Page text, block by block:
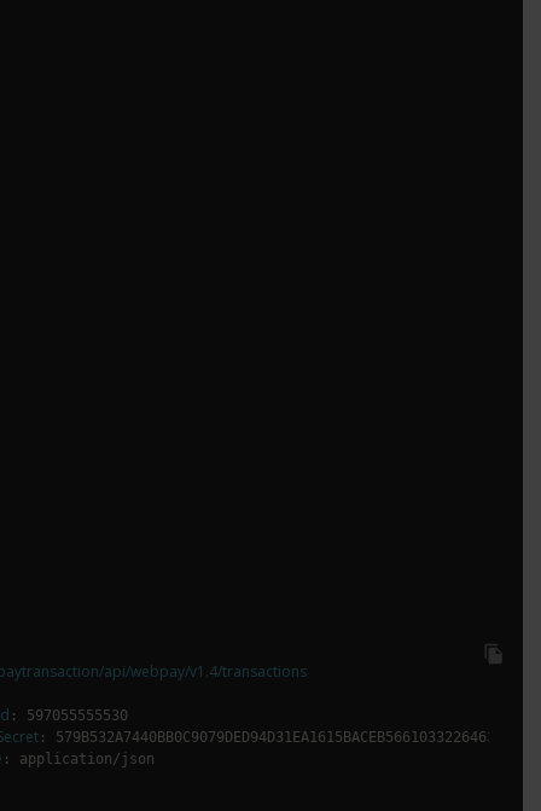
file_copy
api/webpay/v1.4/transactions
: application/json